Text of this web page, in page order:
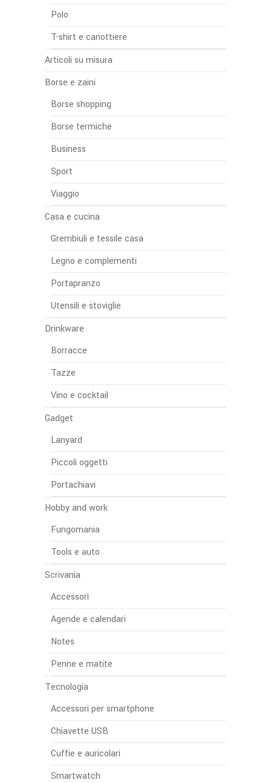
Polo
T-shirt e canottiere
Articoli su misura
Borse e zaini
Borse shopping
Borse termiche
Business
Sport
Viaggio
Casa e cucina
Grembiuli e tessile casa
Legno e complementi
Portapranzo
Utensili e stoviglie
Drinkware
Borracce
Tazze
Vino e cocktail
Gadget
Lanyard
Piccoli oggetti
Portachiavi
Hobby and work
Fungomania
Tools e auto
Scrivania
Accessori
Agende e calendari
Notes
Penne e matite
Tecnologia
Accessori per smartphone
Chiavette USB
Cuffie e auricolari
Smartwatch